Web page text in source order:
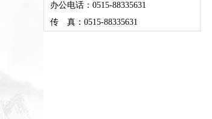
办公电话：0515-88335631
传 真：0515-88335631